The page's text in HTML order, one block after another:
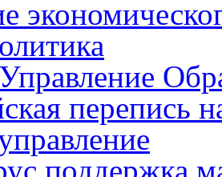
перепись